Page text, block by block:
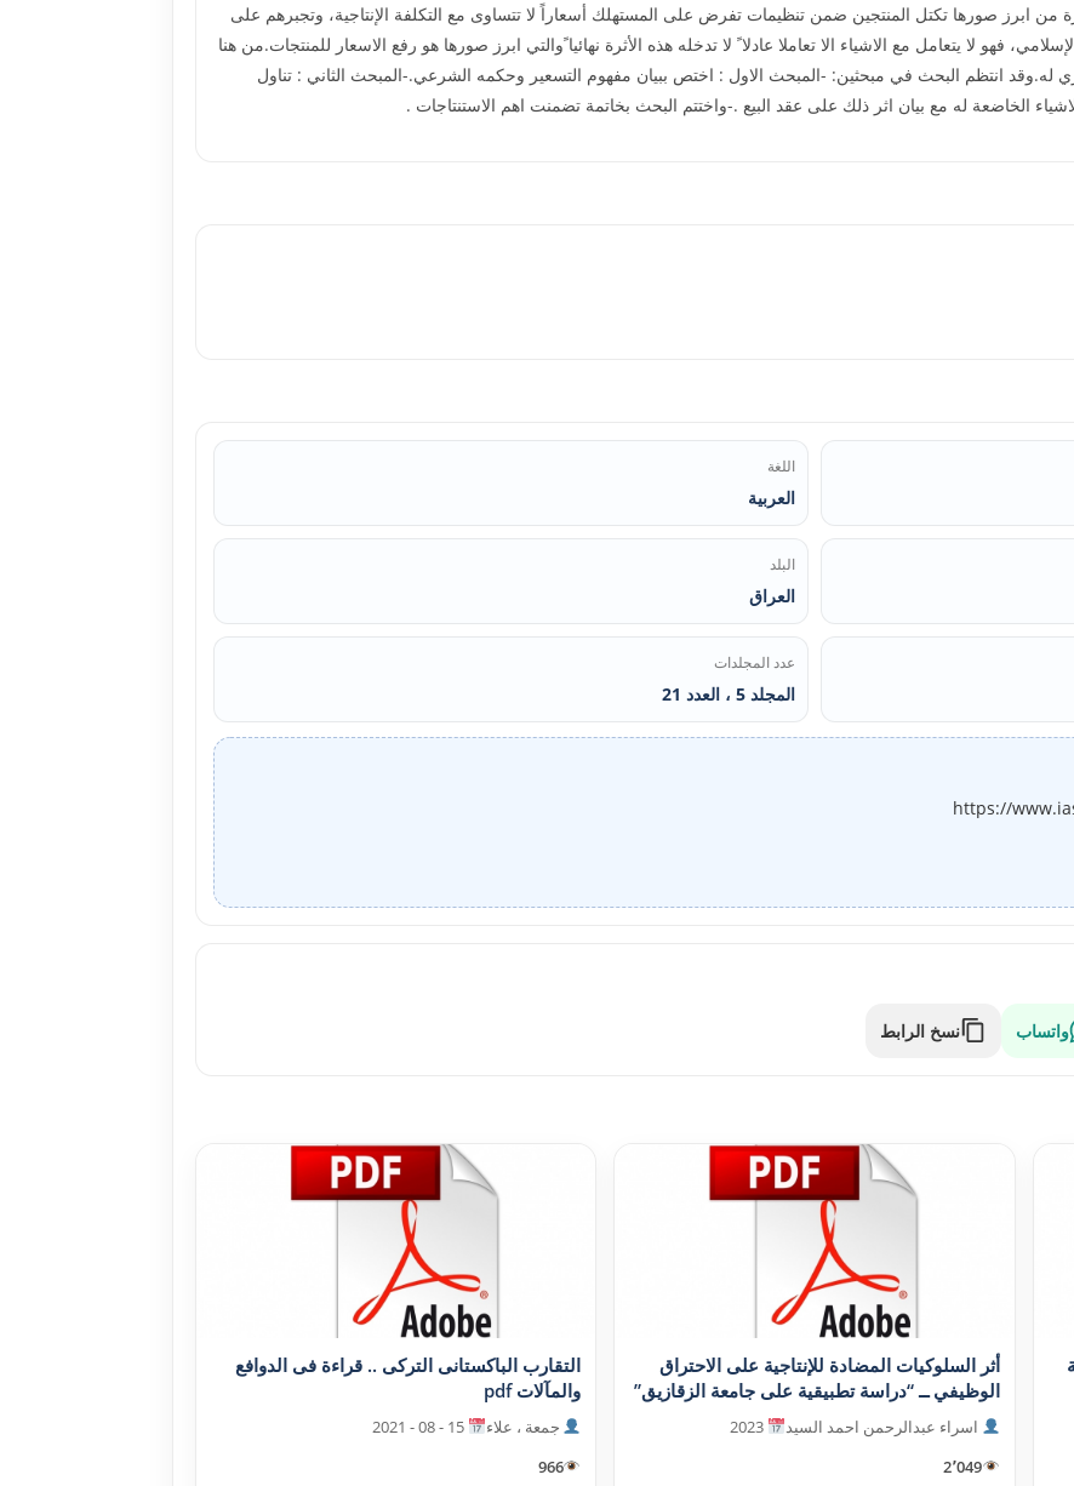
من ابرز صورها تكتل المنتجين ضمن تنظيمات تفرض على المستهلك أسعاراً لا تتساوى مع التكلفة الإنتاجية، وتجبرهم على
فهو لا يتعامل مع الاشياء الا تعاملا عادلا ً لا تدخله هذه الأثرة نهائيا ًوالتي ابرز صورها هو رفع الاسعار للمنتجات.من هنا
له.وقد انتظم البحث في مبحثين: -المبحث الاول : اختص ببيان مفهوم التسعير وحكمه الشرعي.-المبحث الثاني : تناول
الخاضعة له مع بيان اثر ذلك على عقد البيع .-واختتم البحث بخاتمة تضمنت اهم الاستنتاجات .
اللغة
العربية
البلد
العراق
عدد المجلدات
المجلد 5 ، العدد 21
https://
واتساب نسخ الرابط
أثر السلوکيات المضادة للإنتاجية على الاحتراق
الوظيفي ــ “دراسة تطبيقية على جامعة الزقازيق”
اسراء عبدالرحمن احمد السيد
2٬049
التقارب الباکستانى الترکى .. قراءة فى الدوافع
والمآلات pdf
جمعة ، علاء
15 - 08 - 2021
966